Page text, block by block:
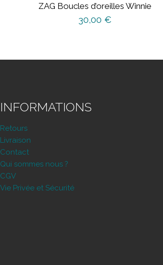
ZAG Boucles d’oreilles Winnie
30,00 €
INFORMATIONS
Retours
Livraison
Contact
Qui sommes nous ?
CGV
Vie Privée et Sécurité